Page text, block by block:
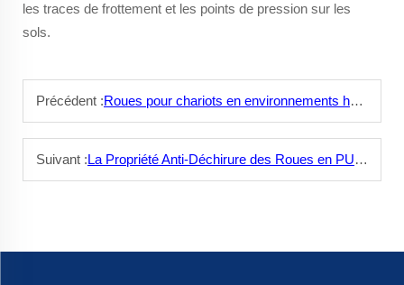
les traces de frottement et les points de pression sur les
sols.
Précédent :Roues pour chariots en environnements humides : solutions anti-dérapantes
Suivant :La Propriété Anti-Déchirure des Roues en PU : Des Performances Durables